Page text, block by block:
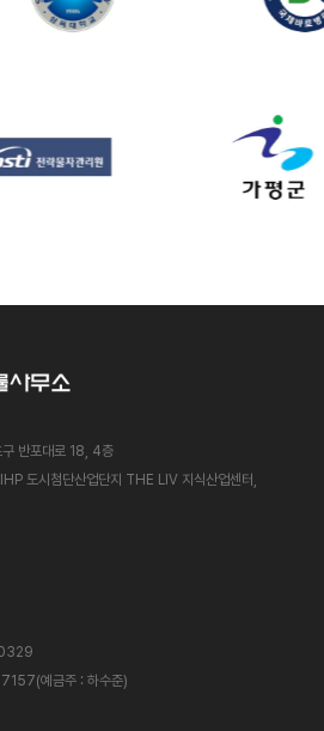
반포대로 18, 4층
도시첨단산업단지 THE LIV 지식산업센터,
예금주 : 하수준)